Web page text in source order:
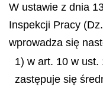
W ustawie z dnia
Inspekcji Pracy
wprowadza się
1) w art. 10 w
zastępuje się